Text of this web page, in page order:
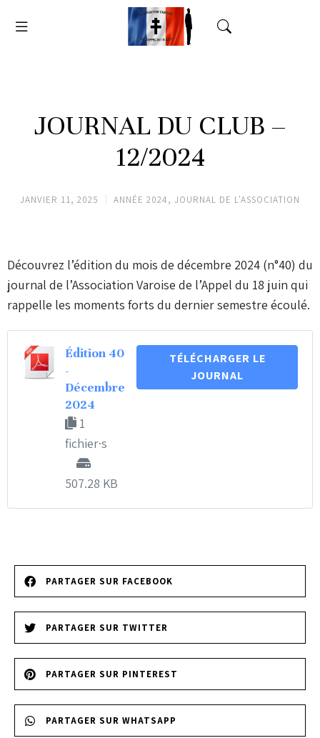
JOURNAL DU CLUB –
12/2024
JANVIER 11, 2025 ANNÉE 2024, JOURNAL DE L'ASSOCIATION
Découvrez l’édition du mois de décembre 2024 (n°40) du
journal de l’Association Varoise de l’Appel du 18 juin qui
rappelle les moments forts du dernier semestre écoulé.
Édition 40
-
Décembre
2024
1
fichier·s
507.28 KB
TÉLÉCHARGER LE
JOURNAL
PARTAGER SUR FACEBOOK
PARTAGER SUR TWITTER
PARTAGER SUR PINTEREST
PARTAGER SUR WHATSAPP